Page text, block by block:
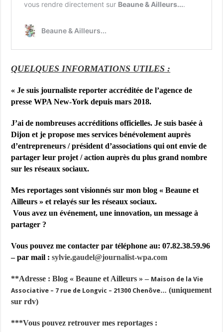
QUELQUES INFORMATIONS UTILES :
« Je suis journaliste reporter accréditée de l’agence de
presse WPA New-York depuis mars 2018.
J’ai de nombreuses accréditions officielles. Je suis basée à
Dijon et je propose mes services bénévolement auprès
d’entrepreneurs / président d’associations qui ont envie de
partager leur projet / action auprès du plus grand nombre
sur les réseaux sociaux.
Mes reportages sont visionnés sur mon blog « Beaune et
Ailleurs » et relayés sur les réseaux sociaux.
Vous avez un événement, une innovation, un message à
partager ?
Vous pouvez me contacter par téléphone au: 07.82.38.59.96
– par mail :sylvie.gaudel@journalist-wpa.com
**Adresse : Blog « Beaune et Ailleurs » – Maison de la Vie
Associative – 7 rue de Longvic – 21300 Chenôve… (uniquement
sur rdv)
***Vous pouvez retrouver mes reportages :